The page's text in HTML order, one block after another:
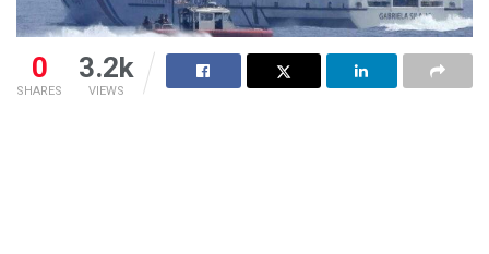
0
SHARES
3.2k
VIEWS